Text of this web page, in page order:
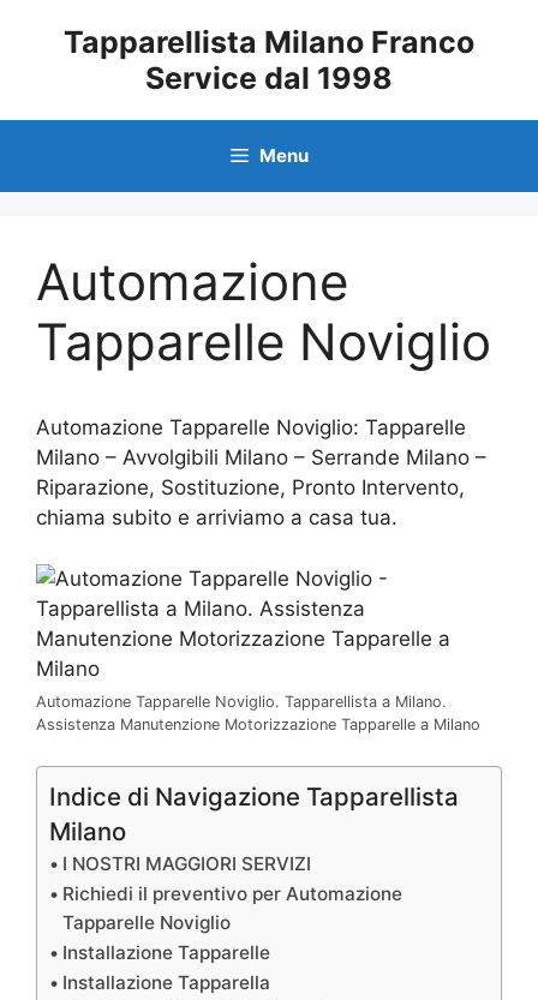
Tapparellista Milano Franco
Service dal 1998
Menu
Automazione
Tapparelle Noviglio
Automazione Tapparelle Noviglio: Tapparelle
Milano – Avvolgibili Milano – Serrande Milano –
Riparazione, Sostituzione, Pronto Intervento,
chiama subito e arriviamo a casa tua.
Automazione Tapparelle Noviglio. Tapparellista a Milano.
Assistenza Manutenzione Motorizzazione Tapparelle a Milano
Indice di Navigazione Tapparellista
Milano
I NOSTRI MAGGIORI SERVIZI
Richiedi il preventivo per Automazione
Tapparelle Noviglio
Installazione Tapparelle
Installazione Tapparella